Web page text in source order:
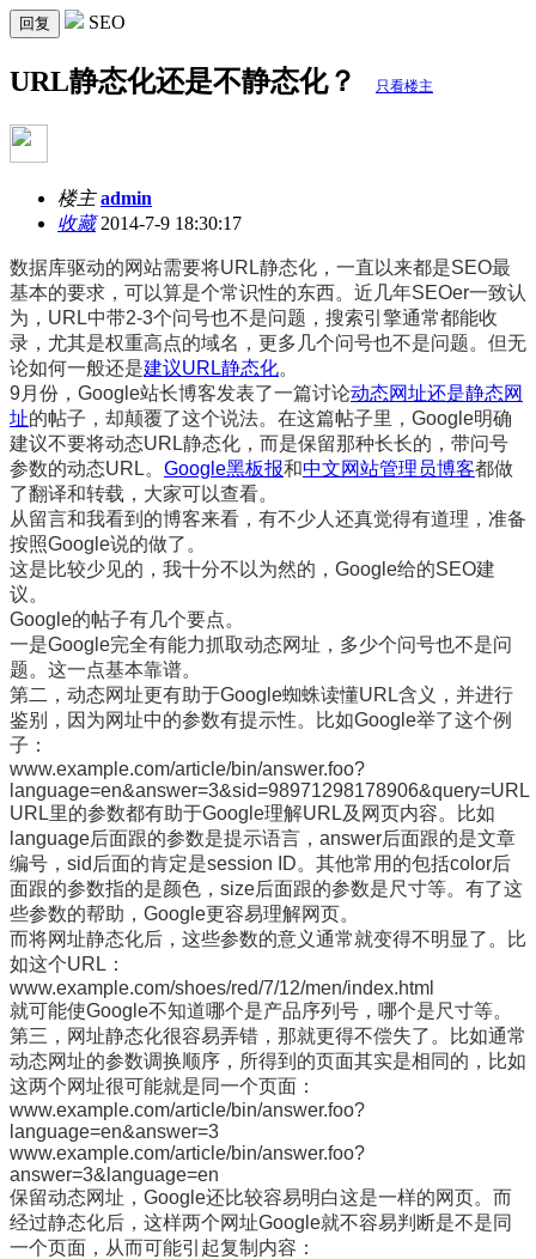
回复 SEO
URL静态化还是不静态化？ 只看楼主
楼主 admin
收藏2014-7-9 18:30:17
数据库驱动的网站需要将URL静态化，一直以来都是SEO最
基本的要求，可以算是个常识性的东西。近几年SEOer一致认
为，URL中带2-3个问号也不是问题，搜索引擎通常都能收
录，尤其是权重高点的域名，更多几个问号也不是问题。但无
论如何一般还是建议URL静态化。
9月份，Google站长博客发表了一篇讨论动态网址还是静态网
址的帖子，却颠覆了这个说法。在这篇帖子里，Google明确
建议不要将动态URL静态化，而是保留那种长长的，带问号
参数的动态URL。 Google黑板报和中文网站管理员博客都做
了翻译和转载，大家可以查看。
从留言和我看到的博客来看，有不少人还真觉得有道理，准备
按照Google说的做了。
这是比较少见的，我十分不以为然的，Google给的SEO建
议。
Google的帖子有几个要点。
一是Google完全有能力抓取动态网址，多少个问号也不是问
题。这一点基本靠谱。
第二，动态网址更有助于Google蜘蛛读懂URL含义，并进行
鉴别，因为网址中的参数有提示性。比如Google举了这个例
子：
www.example.com/article/bin/answer.foo?
language=en&answer=3&sid=98971298178906&query=URL
URL里的参数都有助于Google理解URL及网页内容。比如
language后面跟的参数是提示语言，answer后面跟的是文章
编号，sid后面的肯定是session ID。其他常用的包括color后
面跟的参数指的是颜色，size后面跟的参数是尺寸等。有了这
些参数的帮助，Google更容易理解网页。
而将网址静态化后，这些参数的意义通常就变得不明显了。比
如这个URL：
www.example.com/shoes/red/7/12/men/index.html
就可能使Google不知道哪个是产品序列号，哪个是尺寸等。
第三，网址静态化很容易弄错，那就更得不偿失了。比如通常
动态网址的参数调换顺序，所得到的页面其实是相同的，比如
这两个网址很可能就是同一个页面：
www.example.com/article/bin/answer.foo?
language=en&answer=3
www.example.com/article/bin/answer.foo?
answer=3&language=en
保留动态网址，Google还比较容易明白这是一样的网页。而
经过静态化后，这样两个网址Google就不容易判断是不是同
一个页面，从而可能引起复制内容：